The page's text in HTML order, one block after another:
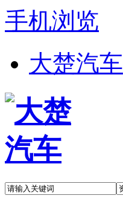
手机浏览
大楚汽车